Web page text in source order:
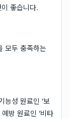
좋습니다.
모두 충족하는
능성 원료인 ‘보
방 원료인 ‘비타